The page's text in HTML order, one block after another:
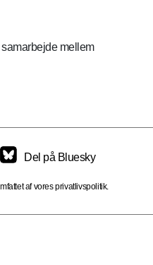
mellem
Del på Bluesky
af vores privatlivspolitik.